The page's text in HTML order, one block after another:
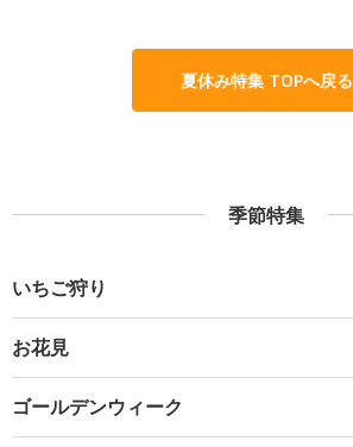
夏休み特集 TOPへ戻る
季節特集
いちご狩り
お花見
ゴールデンウィーク